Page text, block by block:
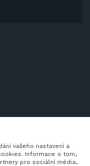
vašeho nastavení a
Informace o tom,
pro sociální média,